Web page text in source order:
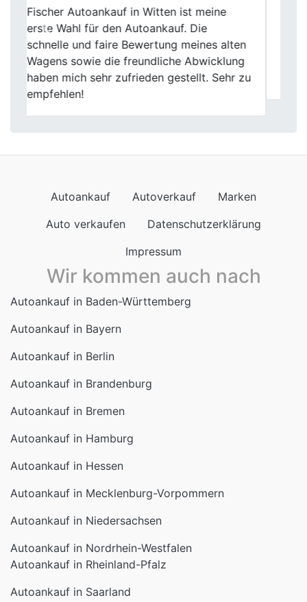
Der Autoverkauf bei Fischer Autoankauf
war ein rundum positives Erlebnis. Die
transparente Bewertung meines
Gebrauchtwagens und der freundliche
Service verdienen klare 5 Sterne.
Previous
Wir kommen auch nach
Autoankauf in Baden-Württemberg
Autoankauf in Berlin
Autoankauf in Niedersachsen
Autoankauf in Rheinland-Pfalz